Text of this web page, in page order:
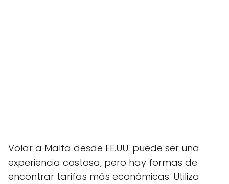
Volar a Malta desde EE.UU. puede ser una
experiencia costosa, pero hay formas de
encontrar tarifas más económicas. Utiliza